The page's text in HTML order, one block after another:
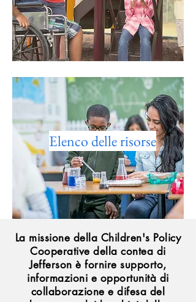
Elenco delle risorse
La missione della Children's Policy
Cooperative della contea di
Jefferson è fornire supporto,
informazioni e opportunità di
collaborazione e difesa del